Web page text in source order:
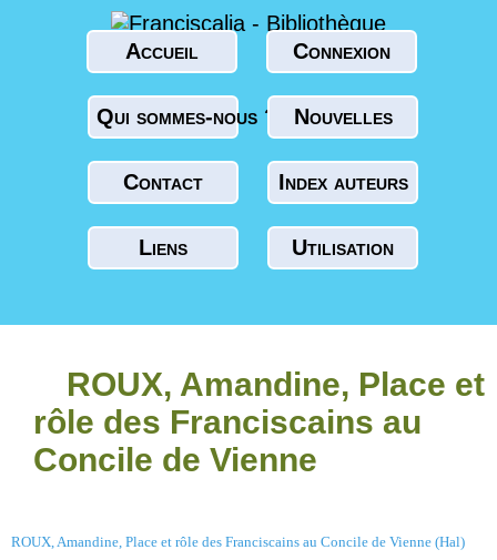
Accueil Connexion
Qui sommes-nous ? Nouvelles
Contact Index auteurs
Liens Utilisation
ROUX, Amandine, Place et
rôle des Franciscains au
Concile de Vienne
ROUX, Amandine, Place et rôle des Franciscains au Concile de Vienne (Hal)